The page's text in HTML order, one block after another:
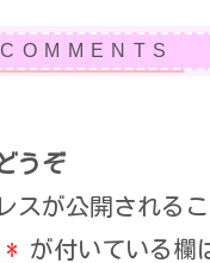
うぞ
スが公開される
* が付いている欄